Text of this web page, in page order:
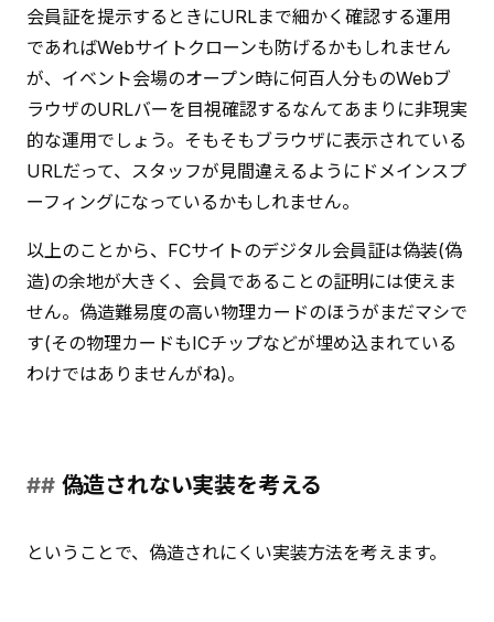
会員証を提示するときにURLまで細かく確認する運用
であればWebサイトクローンも防げるかもしれません
が、イベント会場のオープン時に何百人分ものWebブ
ラウザのURLバーを目視確認するなんてあまりに非現実
的な運用でしょう。そもそもブラウザに表示されている
URLだって、スタッフが見間違えるようにドメインスプ
ーフィングになっているかもしれません。
以上のことから、FCサイトのデジタル会員証は偽装(偽
造)の余地が大きく、会員であることの証明には使えま
せん。偽造難易度の高い物理カードのほうがまだマシで
す(その物理カードもICチップなどが埋め込まれている
わけではありませんがね)。
偽造されない実装を考える
ということで、偽造されにくい実装方法を考えます。